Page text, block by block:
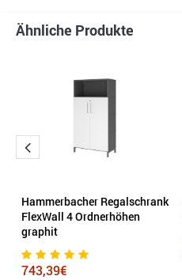
Ähnliche Produkte
Hammerbacher Regalschrank
FlexWall 4 Ordnerhöhen
graphit
743,39€